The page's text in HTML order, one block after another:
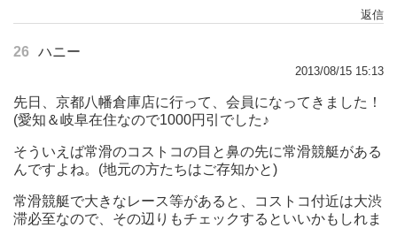
返信
26 ハニー
2013/08/15 15:13
先日、京都八幡倉庫店に行って、会員になってきました！
(愛知＆岐阜在住なので1000円引でした♪
そういえば常滑のコストコの目と鼻の先に常滑競艇がある
んですよね。(地元の方たちはご存知かと)
常滑競艇で大きなレース等があると、コストコ付近は大渋
滞必至なので、その辺りもチェックするといいかもしれま